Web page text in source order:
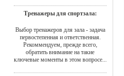
Тренажеры для спортзала:
Выбор тренажеров для зала - задача
первостепенная и ответственная.
Рекоммендуем, прежде всего,
обратить внимание на такие
ключевые моменты в этом вопросе...